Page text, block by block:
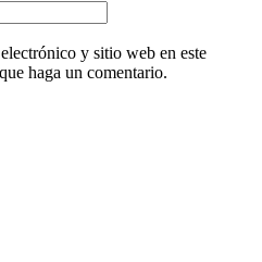
y sitio web en este
haga un comentario.